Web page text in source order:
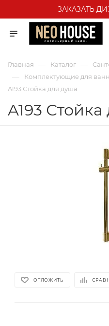
ЗАКАЗАТЬ
Главная — Каталог —
— Комплектующие для
A193 Стойка для душа
A193
ОТЛОЖИТЬ